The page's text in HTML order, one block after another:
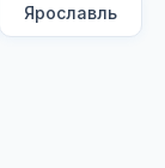
Ярославль